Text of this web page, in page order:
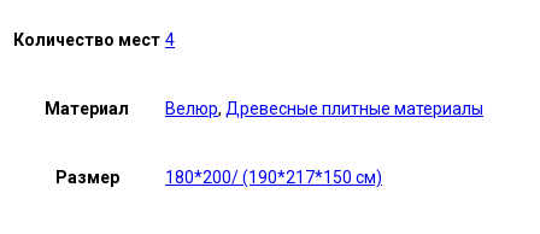
Количество мест 4
Материал Велюр, Древесные плитные материалы
Размер 180*200/ (190*217*150 см)